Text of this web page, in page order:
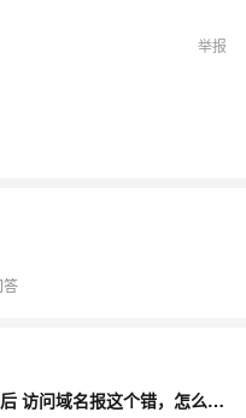
举报
答
AUI 后端部署服务的时候 部署完成之后 访问域名报这个错，怎么解决？